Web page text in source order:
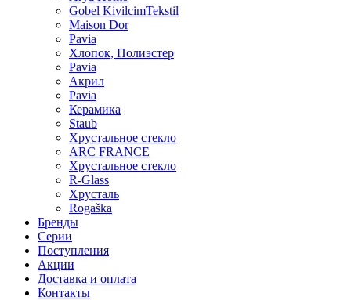
Gobel KivilcimTekstil
Maison Dor
Pavia
Хлопок, Полиэстер
Pavia
Акрил
Pavia
Керамика
Staub
Хрустальное стекло
ARC FRANCE
Хрустальное стекло
R-Glass
Хрусталь
Rogaška
Бренды
Серии
Поступления
Акции
Доставка и оплата
Контакты